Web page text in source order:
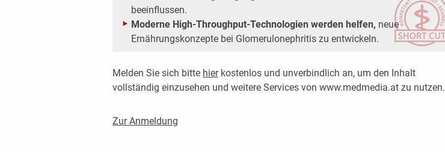
beeinflussen.
Moderne High-Throughput-Technologien werden helfen, neue
Ernährungskonzepte bei Glomerulonephritis zu entwickeln.
Melden Sie sich bitte hierkostenlos und unverbindlich an, um den Inhalt
vollständig einzusehen und weitere Services von www.medmedia.at zu nutzen.
Zur Anmeldung